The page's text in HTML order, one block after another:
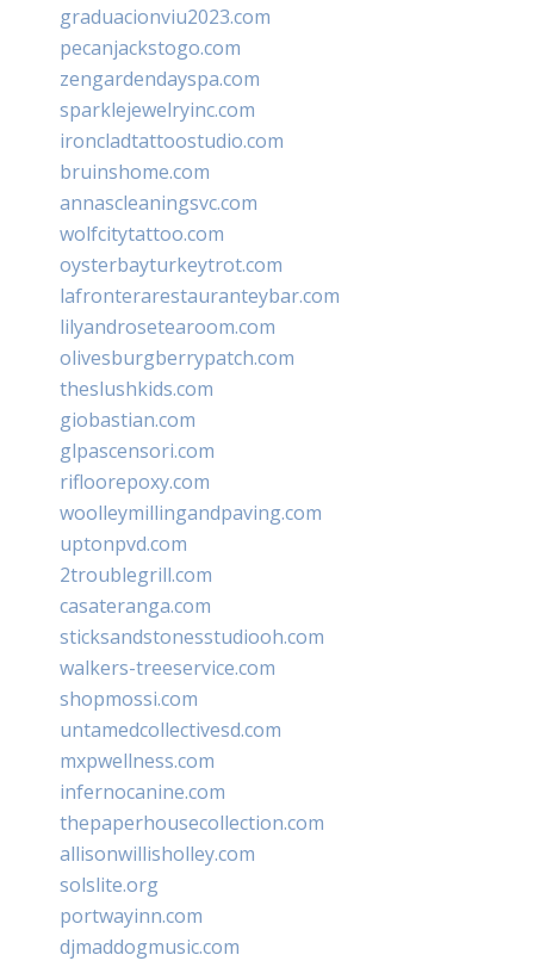
graduacionviu2023.com
pecanjackstogo.com
zengardendayspa.com
sparklejewelryinc.com
ironcladtattoostudio.com
bruinshome.com
annascleaningsvc.com
wolfcitytattoo.com
oysterbayturkeytrot.com
lafronterarestauranteybar.com
lilyandrosetearoom.com
olivesburgberrypatch.com
theslushkids.com
giobastian.com
glpascensori.com
rifloorepoxy.com
woolleymillingandpaving.com
uptonpvd.com
2troublegrill.com
casateranga.com
sticksandstonesstudiooh.com
walkers-treeservice.com
shopmossi.com
untamedcollectivesd.com
mxpwellness.com
infernocanine.com
thepaperhousecollection.com
allisonwillisholley.com
solslite.org
portwayinn.com
djmaddogmusic.com